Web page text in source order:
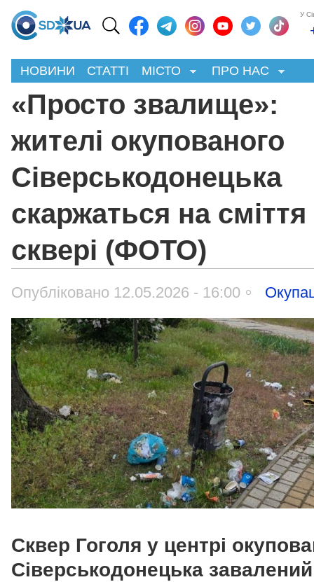
У
НОВИНИ СТАТТІ МІСТО ПРО НАС
«Просто звалище»:
жителі окупованого
Сіверськодонецька
скаржаться на сміття
сквері (ФОТО)
Опубліковано 12.05.2026 - 16:00
Сквер Гоголя у центрі
Сіверськодонецька завалений